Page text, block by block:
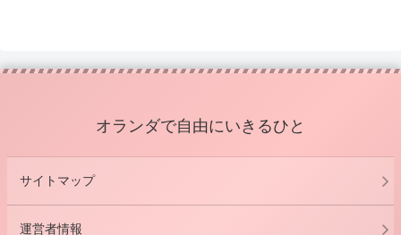
オランダで自由にいきるひと
サイトマップ
運営者情報